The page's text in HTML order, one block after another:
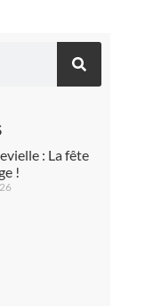
: La fête
!